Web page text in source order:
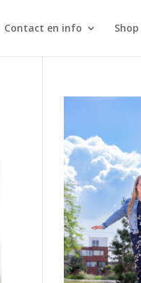
Contact en info Shop